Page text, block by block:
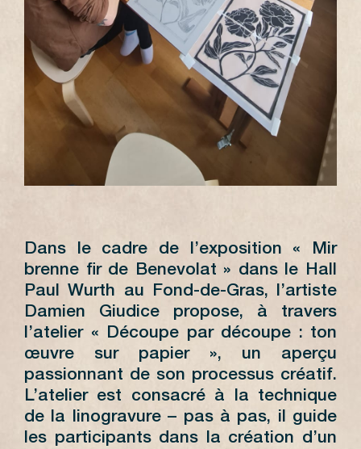
Dans le cadre de l’exposition « Mir
brenne fir de Benevolat » dans le Hall
Paul Wurth au Fond-de-Gras, l’artiste
Damien Giudice propose, à travers
l’atelier « Découpe par découpe : ton
œuvre sur papier », un aperçu
passionnant de son processus créatif.
L’atelier est consacré à la technique
de la linogravure – pas à pas, il guide
les participants dans la création d’un